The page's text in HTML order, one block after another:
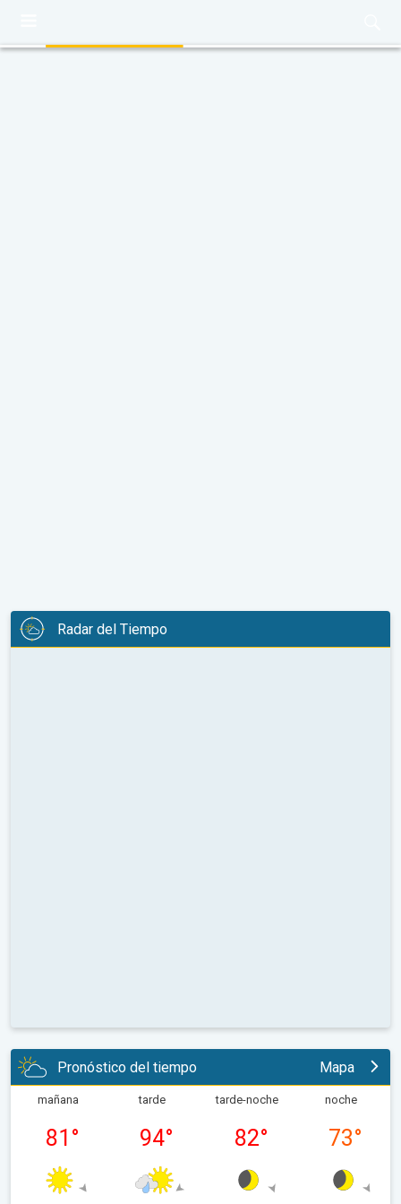
Radar del Tiempo
Pronóstico del tiempo Mapa
mañana
81 °
tarde
94°
tarde-noche
82°
noche
73°